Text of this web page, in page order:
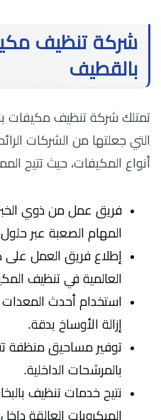
شركة تنظيف
بالقطيف
تمتلك شركة تنظيف مكيفات
التي جعلتها من الشركات
أنواع المكيفات، حيث تتيح
فريق عمل من ذوي
المهام الصعبة عبر
إطلاع فريق العمل على
العالمية في تنظيف
استخدام أحدث المعدات
إزالة الأوساخ بدقة.
توفير مساحيق منظفة
بالمرشحات الداخلية.
نتيح خدمات تنظيف
الميكروبات العالقة